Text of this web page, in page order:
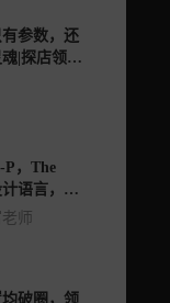
参数，还
|探店领克
P，The
语言，整
表现如
师
破圈，领